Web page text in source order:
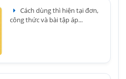
Cách dùng thì hiện tại đơn,
công thức và bài tập áp...